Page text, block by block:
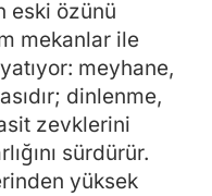
eski özünü
mekanlar ile
meyhane,
dinlenme,
zevklerini
sürdürür.
yüksek